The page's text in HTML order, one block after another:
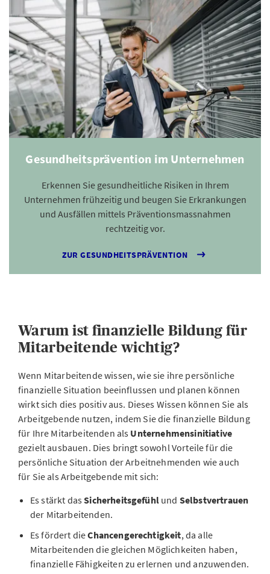
Gesundheitsprävention im Unternehmen
Erkennen Sie gesundheitliche Risiken in Ihrem
Unternehmen frühzeitig und beugen Sie Erkrankungen
und Ausfällen mittels Präventionsmassnahmen
rechtzeitig vor.
ZUR GESUNDHEITSPRÄVENTION
Warum ist finanzielle Bildung für
Mitarbeitende wichtig?
Wenn Mitarbeitende wissen, wie sie ihre persönliche
finanzielle Situation beeinflussen und planen können
wirkt sich dies positiv aus. Dieses Wissen können Sie als
Arbeitgebende nutzen, indem Sie die finanzielle Bildung
für Ihre Mitarbeitenden als Unternehmensinitiative
gezielt ausbauen. Dies bringt sowohl Vorteile für die
persönliche Situation der Arbeitnehmenden wie auch
für Sie als Arbeitgebende mit sich:
Es stärkt dasSicherheitsgefühl und Selbstvertrauen
der Mitarbeitenden.
Es fördert dieChancengerechtigkeit, da alle
Mitarbeitenden die gleichen Möglichkeiten haben,
finanzielle Fähigkeiten zu erlernen und anzuwenden.